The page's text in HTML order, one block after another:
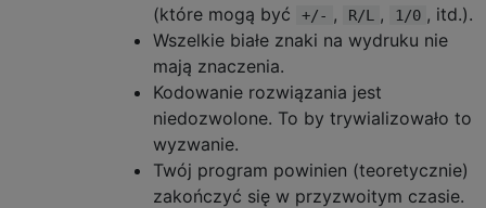
(które mogą być
+/- , R/L , 1/0 , itd.).
Wszelkie białe znaki na wydruku nie
mają znaczenia.
Kodowanie rozwiązania jest
niedozwolone. To by trywializowało to
wyzwanie.
Twój program powinien (teoretycznie)
zakończyć się w przyzwoitym czasie.